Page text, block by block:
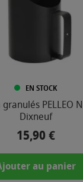
EN STOCK
PELLEO
Dixneuf
Prix
15,90 €
au panier